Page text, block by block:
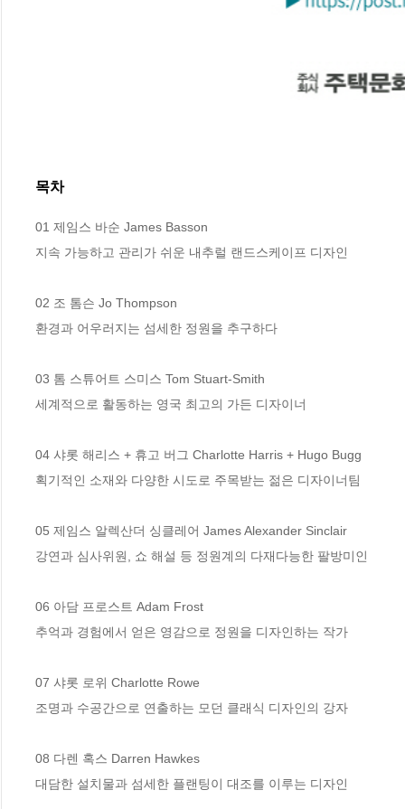
목차
01 제임스 바순 James Basson
지속 가능하고 관리가 쉬운 내추럴 랜드스케이프 디자인
02 조 톰슨 Jo Thompson
환경과 어우러지는 섬세한 정원을 추구하다
03 톰 스튜어트 스미스 Tom Stuart-Smith
세계적으로 활동하는 영국 최고의 가든 디자이너
04 샤롯 해리스 + 휴고 버그 Charlotte Harris + Hugo Bugg
획기적인 소재와 다양한 시도로 주목받는 젊은 디자이너팀
05 제임스 알렉산더 싱클레어 James Alexander Sinclair
강연과 심사위원, 쇼 해설 등 정원계의 다재다능한 팔방미인
06 아담 프로스트 Adam Frost
추억과 경험에서 얻은 영감으로 정원을 디자인하는 작가
07 샤롯 로위 Charlotte Rowe
조명과 수공간으로 연출하는 모던 클래식 디자인의 강자
08 다렌 혹스 Darren Hawkes
대담한 설치물과 섬세한 플랜팅이 대조를 이루는 디자인